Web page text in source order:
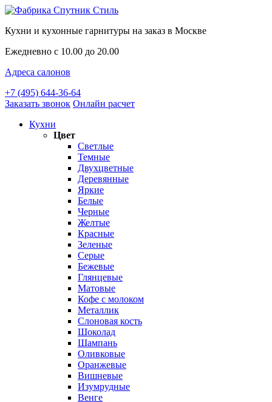
Кухни и кухонные гарнитуры на заказ в Москве
Ежедневно с 10.00 до 20.00
Адреса салонов
+7 (495) 644-36-64
Заказать звонок Онлайн расчет
Кухни
Цвет
Светлые
Темные
Двухцветные
Деревянные
Яркие
Белые
Черные
Желтые
Красные
Зеленые
Серые
Бежевые
Глянцевые
Матовые
Кофе с молоком
Металлик
Слоновая кость
Шоколад
Шампань
Оливковые
Оранжевые
Вишневые
Изумрудные
Венге